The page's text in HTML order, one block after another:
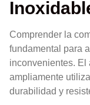
Comprender la
fundamental para
inconvenientes. El
ampliamente
durabilidad y